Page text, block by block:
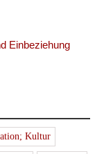
Einbeziehung
Kultur